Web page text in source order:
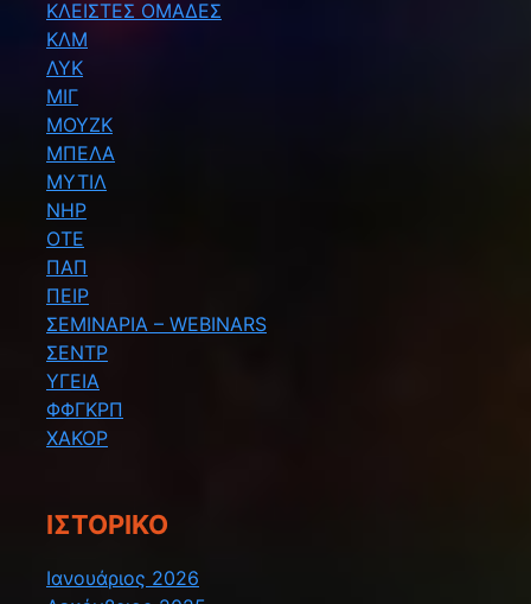
ΚΛΕΙΣΤΕΣ ΟΜΑΔΕΣ
ΚΛΜ
ΛΥΚ
ΜΙΓ
ΜΟΥΖΚ
ΜΠΕΛΑ
ΜΥΤΙΛ
ΝΗΡ
ΟΤΕ
ΠΑΠ
ΠΕΙΡ
ΣΕΜΙΝΑΡΙΑ – WEBINARS
ΣΕΝΤΡ
ΥΓΕΙΑ
ΦΦΓΚΡΠ
ΧΑΚΟΡ
ΙΣΤΟΡΙΚΌ
Ιανουάριος 2026